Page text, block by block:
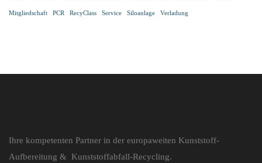
Mitgliedschaft PCR RecyClass Service Siloanlage Verladung
Ihre kompetenten Partner in der europaweiten Kunststoff-
Aufbereitung & Kunststoffabfall-Recycling.